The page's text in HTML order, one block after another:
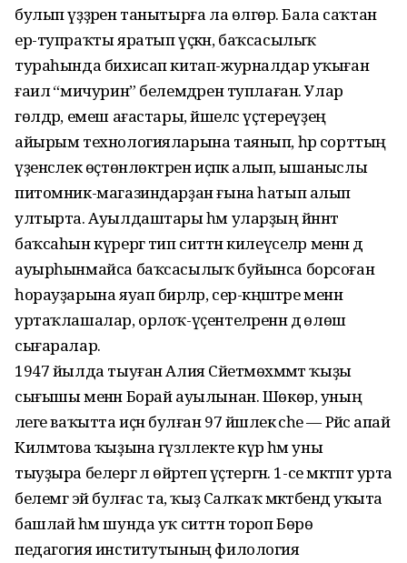
булып үҙҙәрен танытырға ла өлгөрә. Бала саҡтан
ер-тупраҡты яратып үҫкән, баҡсасылыҡ
тураһында бихисап китап-журналдар уҡыған
ғаилә “мичурин” белемдәрен туплаған. Улар
гөлдәр, емеш ағастары, йәшелсә үҫтереүҙең
айырым технологияларына таянып, һәр сорттың
үҙенсәлек өҫтөнлөктәрен иҫәпкә алып, ышаныслы
питомник-магазиндарҙан ғына һатып алып
ултырта. Ауылдаштары һәм уларҙың йәннәт
баҡсаһын күрергә тип ситтән килеүселәр менән дә
ауырһынмайса баҡсасылыҡ буйынса борсоған
һорауҙарына яуап бирәләр, сер-кәңәштәре менән
уртаҡлашалар, орлоҡ-үҫентеләренән дә өлөш
сығаралар.
1947 йылда тыуған Алия Сәйетмөхәммәт ҡыҙы
сығышы менән Борай ауылынан. Шөкөр, уның
әлеге ваҡытта иҫән булған 97 йәшлек әсәһе — Рәйсә апай
Килмәтова ҡыҙына гүзәллекте күрә һәм уны
тыуҙыра белергә лә өйрәтеп үҫтергән. 1-се мәктәптә урта
белемгә эйә булғас та, ҡыҙ Салҡаҡ мәктәбендә уҡыта
башлай һәм шунда уҡ ситтән тороп Бөрө
педагогия институтының филология